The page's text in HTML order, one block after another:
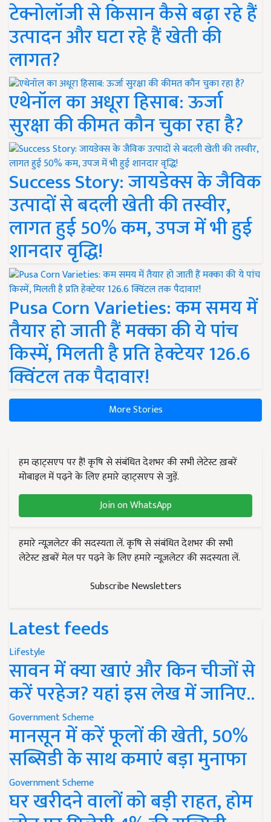
टेक्नोलॉजी से किसान कैसे बढ़ा रहे हैं
उत्पादन और घटा रहे हैं खेती की
लागत?
एथेनॉल का अधूरा हिसाब: ऊर्जा
सुरक्षा की कीमत कौन चुका रहा है?
Success Story: जायडेक्स के जैविक
उत्पादों से बदली खेती की तस्वीर,
लागत हुई 50% कम, उपज में भी हुई
शानदार वृद्धि!
Pusa Corn Varieties: कम समय में
तैयार हो जाती हैं मक्का की ये पांच
किस्में, मिलती है प्रति हेक्टेयर 126.6
क्विंटल तक पैदावार!
More Stories
हम व्हाट्सएप पर हैं! कृषि से संबंधित देशभर की सभी लेटेस्ट ख़बरें
मोबाइल में पढ़ने के लिए हमारे व्हाट्सएप से जुड़ें.
Join on WhatsApp
हमारे न्यूज़लेटर की सदस्यता लें. कृषि से संबंधित देशभर की सभी
लेटेस्ट ख़बरें मेल पर पढ़ने के लिए हमारे न्यूज़लेटर की सदस्यता लें.
Subscribe Newsletters
Latest feeds
Lifestyle
सावन में क्या खाएं और किन चीजों से
करें परहेज? यहां इस लेख में जानिए..
Government Scheme
मानसून में करें फूलों की खेती, 50%
सब्सिडी के साथ कमाएं बड़ा मुनाफा
Government Scheme
घर खरीदने वालों को बड़ी राहत, होम